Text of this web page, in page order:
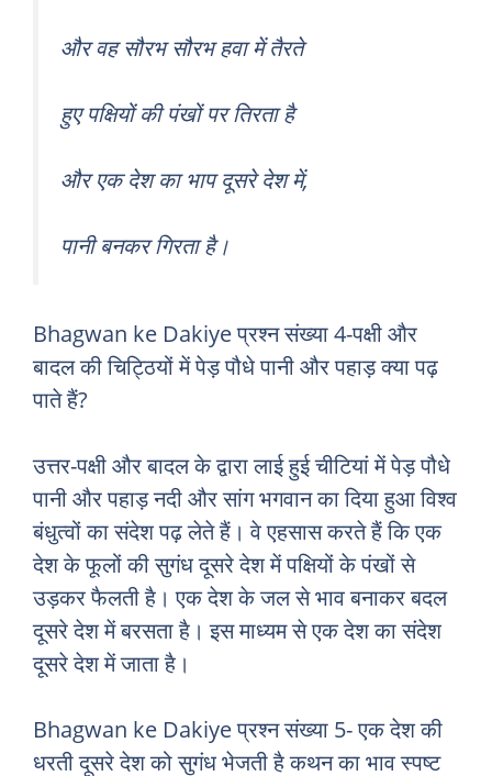
और वह सौरभ सौरभ हवा में तैरते
हुए पक्षियों की पंखों पर तिरता है
और एक देश का भाप दूसरे देश में,
पानी बनकर गिरता है।
Bhagwan ke Dakiye प्रश्न संख्या 4-पक्षी और
बादल की चिट्ठियों में पेड़ पौधे पानी और पहाड़ क्या पढ़
पाते हैं?
उत्तर-पक्षी और बादल के द्वारा लाई हुई चीटियां में पेड़ पौधे
पानी और पहाड़ नदी और सांग भगवान का दिया हुआ विश्व
बंधुत्वों का संदेश पढ़ लेते हैं। वे एहसास करते हैं कि एक
देश के फूलों की सुगंध दूसरे देश में पक्षियों के पंखों से
उड़कर फैलती है। एक देश के जल से भाव बनाकर बदल
दूसरे देश में बरसता है। इस माध्यम से एक देश का संदेश
दूसरे देश में जाता है।
Bhagwan ke Dakiye प्रश्न संख्या 5- एक देश की
धरती दूसरे देश को सुगंध भेजती है कथन का भाव स्पष्ट